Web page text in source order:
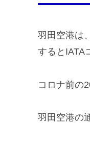
羽田空港は
するとIATA
コロナ前の
羽田空港の